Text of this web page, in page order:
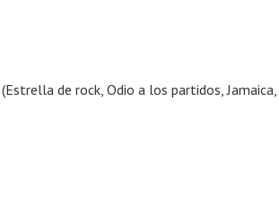
de rock, Odio a los partidos,